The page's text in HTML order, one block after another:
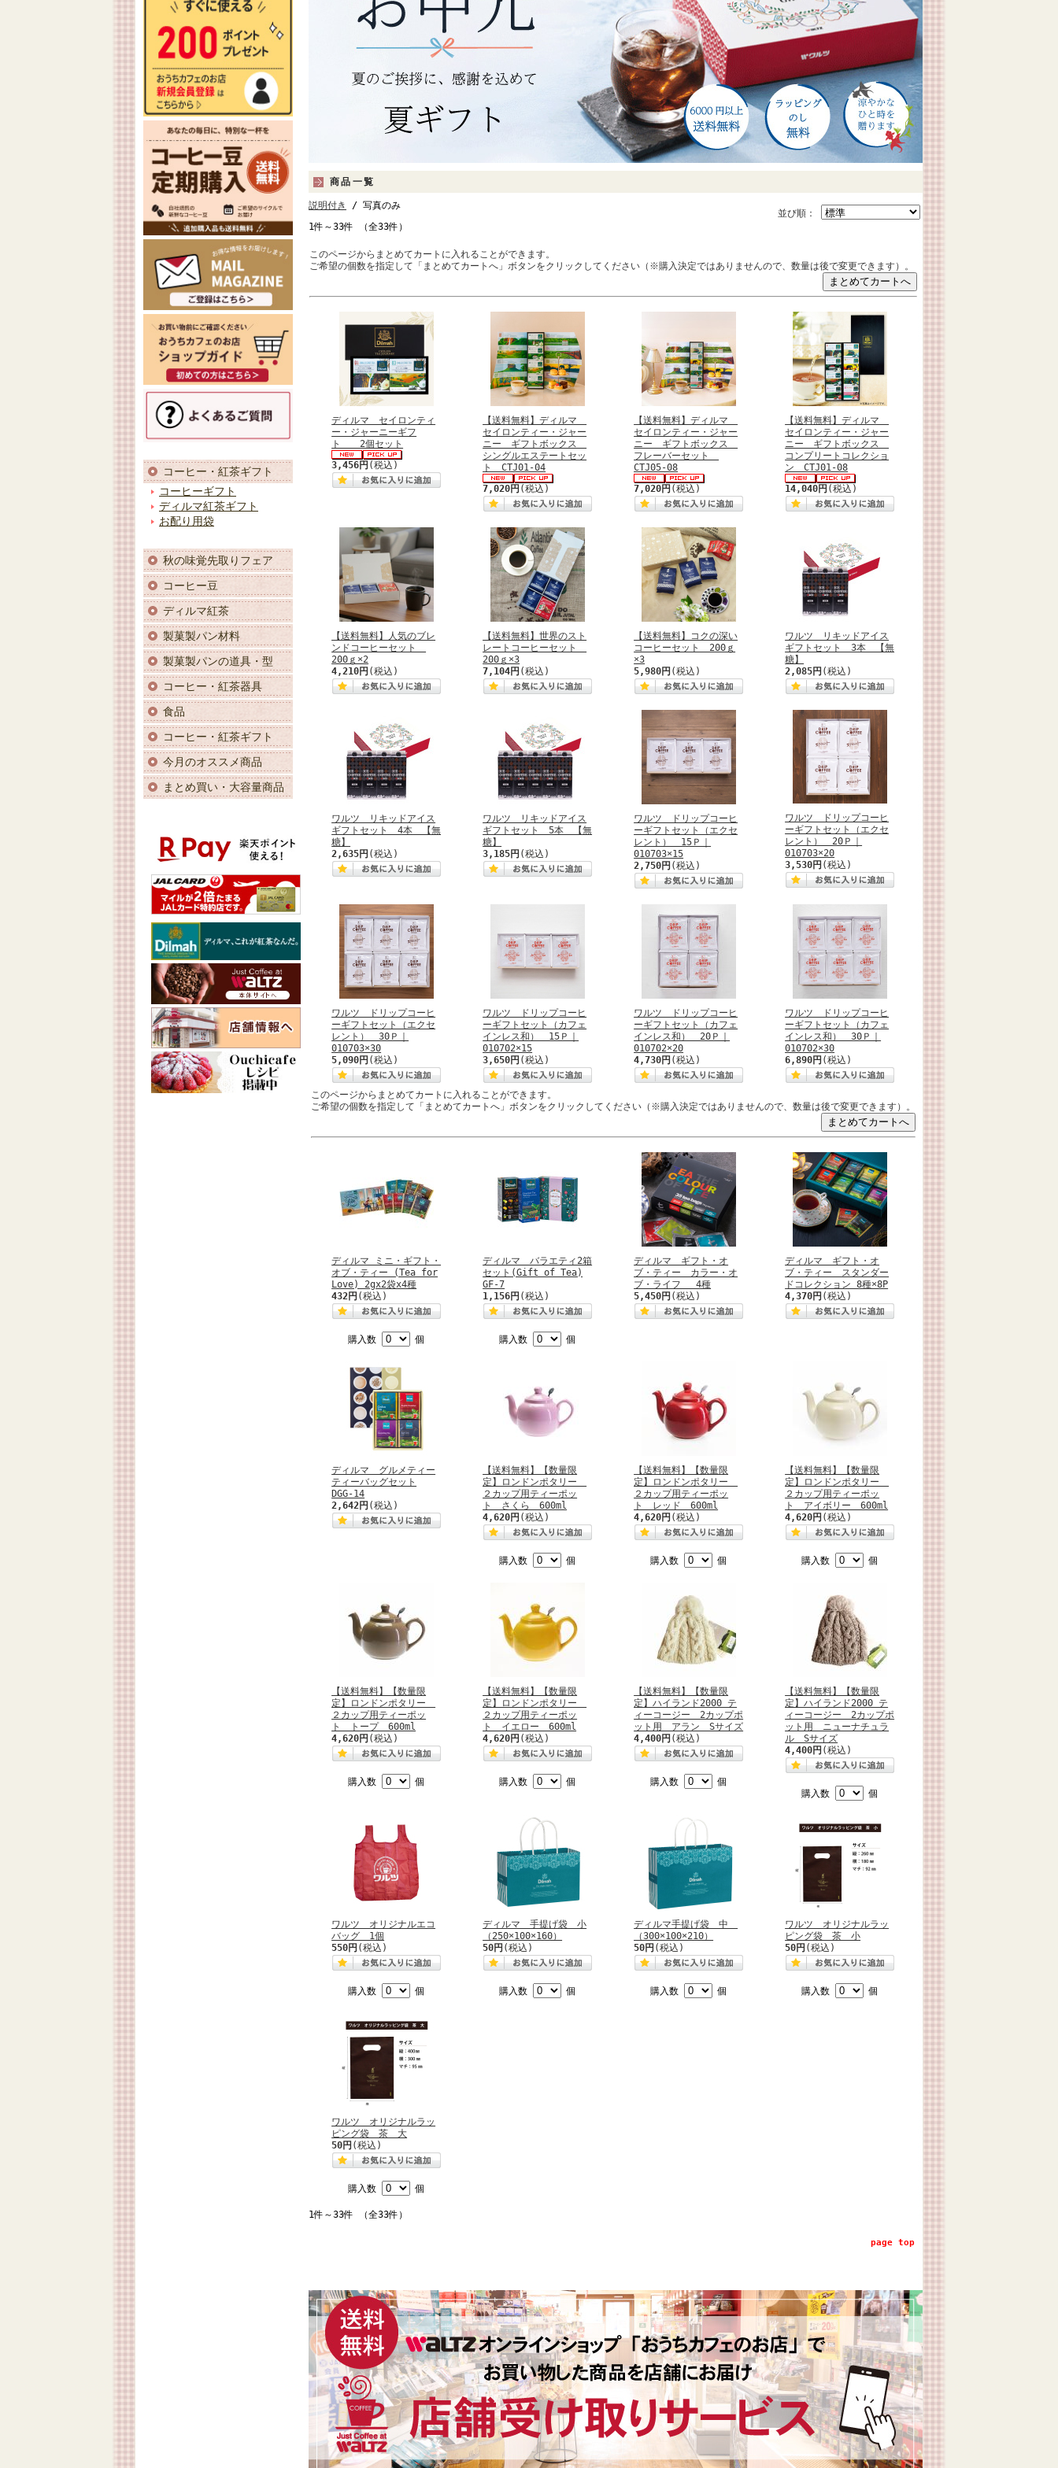
コーヒー・紅茶ギフト
コーヒーギフト
ディルマ紅茶ギフト
お配り用袋
秋の味覚先取りフェア
コーヒー豆
ディルマ紅茶
製菓製パン材料
製菓製パンの道具・型
コーヒー・紅茶器具
食品
コーヒー・紅茶ギフト
今月のオススメ商品
まとめ買い・大容量商品
商品一覧
並び順：
説明付き
/ 写真のみ
1件～33件 （全33件）
このページからまとめてカートに入れることができます。
ご希望の個数を指定して「まとめてカートへ」ボタンをクリックしてください（※購入決定ではありませんので、数量は後で変更できます）。
ディルマ セイロンティ
ー・ジャーニーギフ
ト 2個セット
3,456円 (税込)
【送料無料】ディルマ
セイロンティー・ジャー
ニー ギフトボックス
シングルエステートセッ
ト CTJ01-04
7,020円 (税込)
【送料無料】ディルマ
セイロンティー・ジャー
ニー ギフトボックス
フレーバーセット
CTJ05-08
7,020円 (税込)
【送料無料】ディルマ
セイロンティー・ジャー
ニー ギフトボックス
コンプリートコレクショ
ン CTJ01-08
14,040円 (税込)
【送料無料】人気のブレ
ンドコーヒーセット
200ｇ×2
4,210円 (税込)
【送料無料】世界のスト
レートコーヒーセット
200ｇ×3
7,104円 (税込)
【送料無料】コクの深い
コーヒーセット 200ｇ
×3
5,980円 (税込)
ワルツ リキッドアイス
ギフトセット 3本 【無
糖】
2,085円 (税込)
ワルツ リキッドアイス
ギフトセット 4本 【無
糖】
2,635円 (税込)
ワルツ リキッドアイス
ギフトセット 5本 【無
糖】
3,185円 (税込)
ワルツ ドリップコーヒ
ーギフトセット（エクセ
レント） 15Ｐ｜
010703×15
2,750円 (税込)
ワルツ ドリップコーヒ
ーギフトセット（エクセ
レント） 20Ｐ｜
010703×20
3,530円 (税込)
ワルツ ドリップコーヒ
ーギフトセット（エクセ
レント） 30Ｐ｜
010703×30
5,090円 (税込)
ワルツ ドリップコーヒ
ーギフトセット（カフェ
インレス和） 15Ｐ｜
010702×15
3,650円 (税込)
ワルツ ドリップコーヒ
ーギフトセット（カフェ
インレス和） 20Ｐ｜
010702×20
4,730円 (税込)
ワルツ ドリップコーヒ
ーギフトセット（カフェ
インレス和） 30Ｐ｜
010702×30
6,890円 (税込)
このページからまとめてカートに入れることができます。
ご希望の個数を指定して「まとめてカートへ」ボタンをクリックしてください（※購入決定ではありませんので、数量は後で変更できます）。
ディルマ ミニ・ギフト・
オブ・ティー (Tea for
Love) 2gx2袋x4種
432円 (税込)
購入数 個
ディルマ バラエティ2箱
セット(Gift of Tea)
GF-7
1,156円 (税込)
購入数 個
ディルマ ギフト・オ
ブ・ティー カラー・オ
ブ・ライフ 4種
5,450円 (税込)
ディルマ ギフト・オ
ブ・ティー スタンダー
ドコレクション 8種×8P
4,370円 (税込)
ディルマ グルメティー
ティーバッグセット
DGG-14
2,642円 (税込)
【送料無料】【数量限
定】ロンドンポタリー
２カップ用ティーポッ
ト さくら 600ml
4,620円 (税込)
購入数 個
【送料無料】【数量限
定】ロンドンポタリー
２カップ用ティーポッ
ト レッド 600ml
4,620円 (税込)
購入数 個
【送料無料】【数量限
定】ロンドンポタリー
２カップ用ティーポッ
ト アイボリー 600ml
4,620円 (税込)
購入数 個
【送料無料】【数量限
定】ロンドンポタリー
２カップ用ティーポッ
ト トープ 600ml
4,620円 (税込)
購入数 個
【送料無料】【数量限
定】ロンドンポタリー
２カップ用ティーポッ
ト イエロー 600ml
4,620円 (税込)
購入数 個
【送料無料】【数量限
定】ハイランド2000 テ
ィーコージー 2カップポ
ット用 アラン Sサイズ
4,400円 (税込)
購入数 個
【送料無料】【数量限
定】ハイランド2000 テ
ィーコージー 2カップポ
ット用 ニューナチュラ
ル Sサイズ
4,400円 (税込)
購入数 個
ワルツ オリジナルエコ
バッグ 1個
550円 (税込)
購入数 個
ディルマ 手提げ袋 小
（250×100×160）
50円 (税込)
購入数 個
ディルマ手提げ袋 中
（300×100×210）
50円 (税込)
購入数 個
ワルツ オリジナルラッ
ピング袋 茶 小
50円 (税込)
購入数 個
ワルツ オリジナルラッ
ピング袋 茶 大
50円 (税込)
購入数 個
1件～33件 （全33件）
page top